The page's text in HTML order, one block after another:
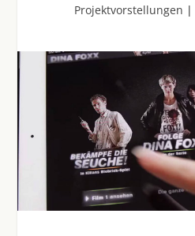
Projektvorstellungen |